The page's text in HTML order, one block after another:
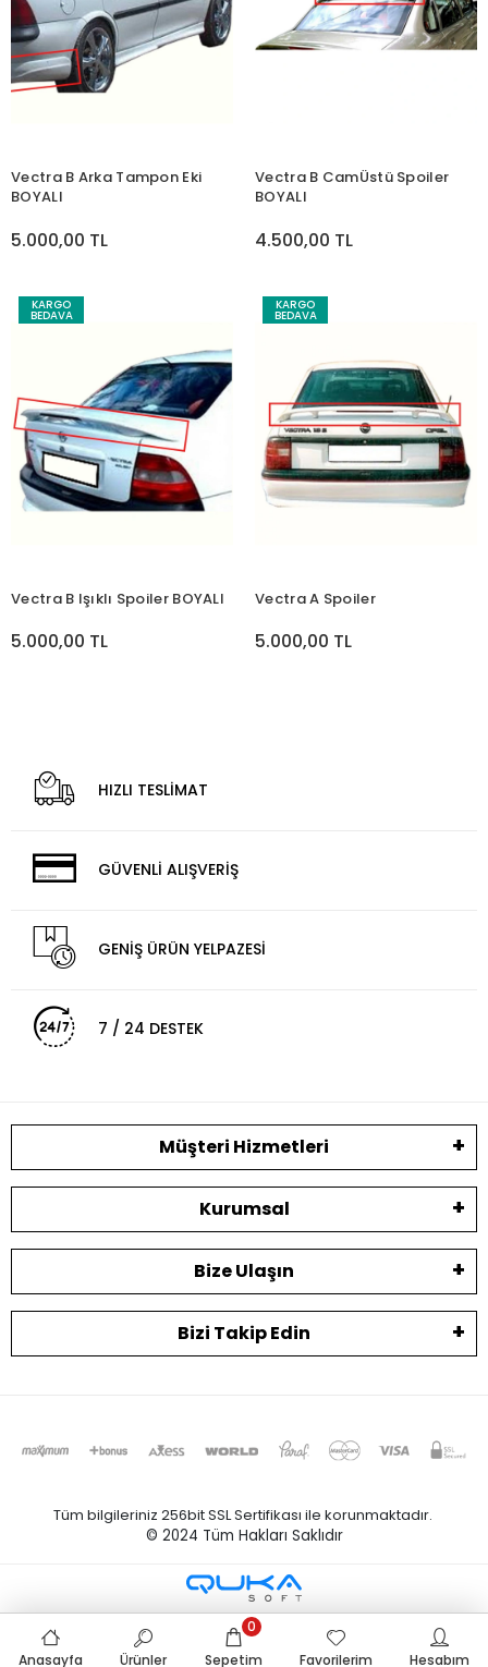
Vectra B Arka Tampon Eki
BOYALI
5.000,00 TL
Vectra B CamÜstü Spoiler
BOYALI
4.500,00 TL
KARGO
BEDAVA
Vectra B Işıklı Spoiler BOYALI
5.000,00 TL
KARGO
BEDAVA
Vectra A Spoiler
5.000,00 TL
HIZLI TESLİMAT
GÜVENLİ ALIŞVERİŞ
GENİŞ ÜRÜN YELPAZESİ
7 / 24 DESTEK
Müşteri Hizmetleri
Kurumsal
Bize Ulaşın
Bizi Takip Edin
Tüm bilgileriniz 256bit SSL Sertifikası ile korunmaktadır.
© 2024 Tüm Hakları Saklıdır
Anasayfa Ürünler Sepetim
0
Favorilerim
Hesabım